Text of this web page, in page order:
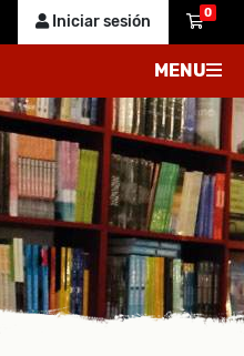
Iniciar sesión 0
MENU